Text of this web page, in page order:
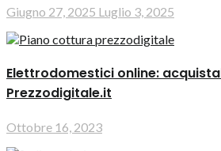
Giugno 27, 2025 Luglio 3, 2025
Elettrodomestici online:
Prezzodigitale.it
Ottobre 16, 2023